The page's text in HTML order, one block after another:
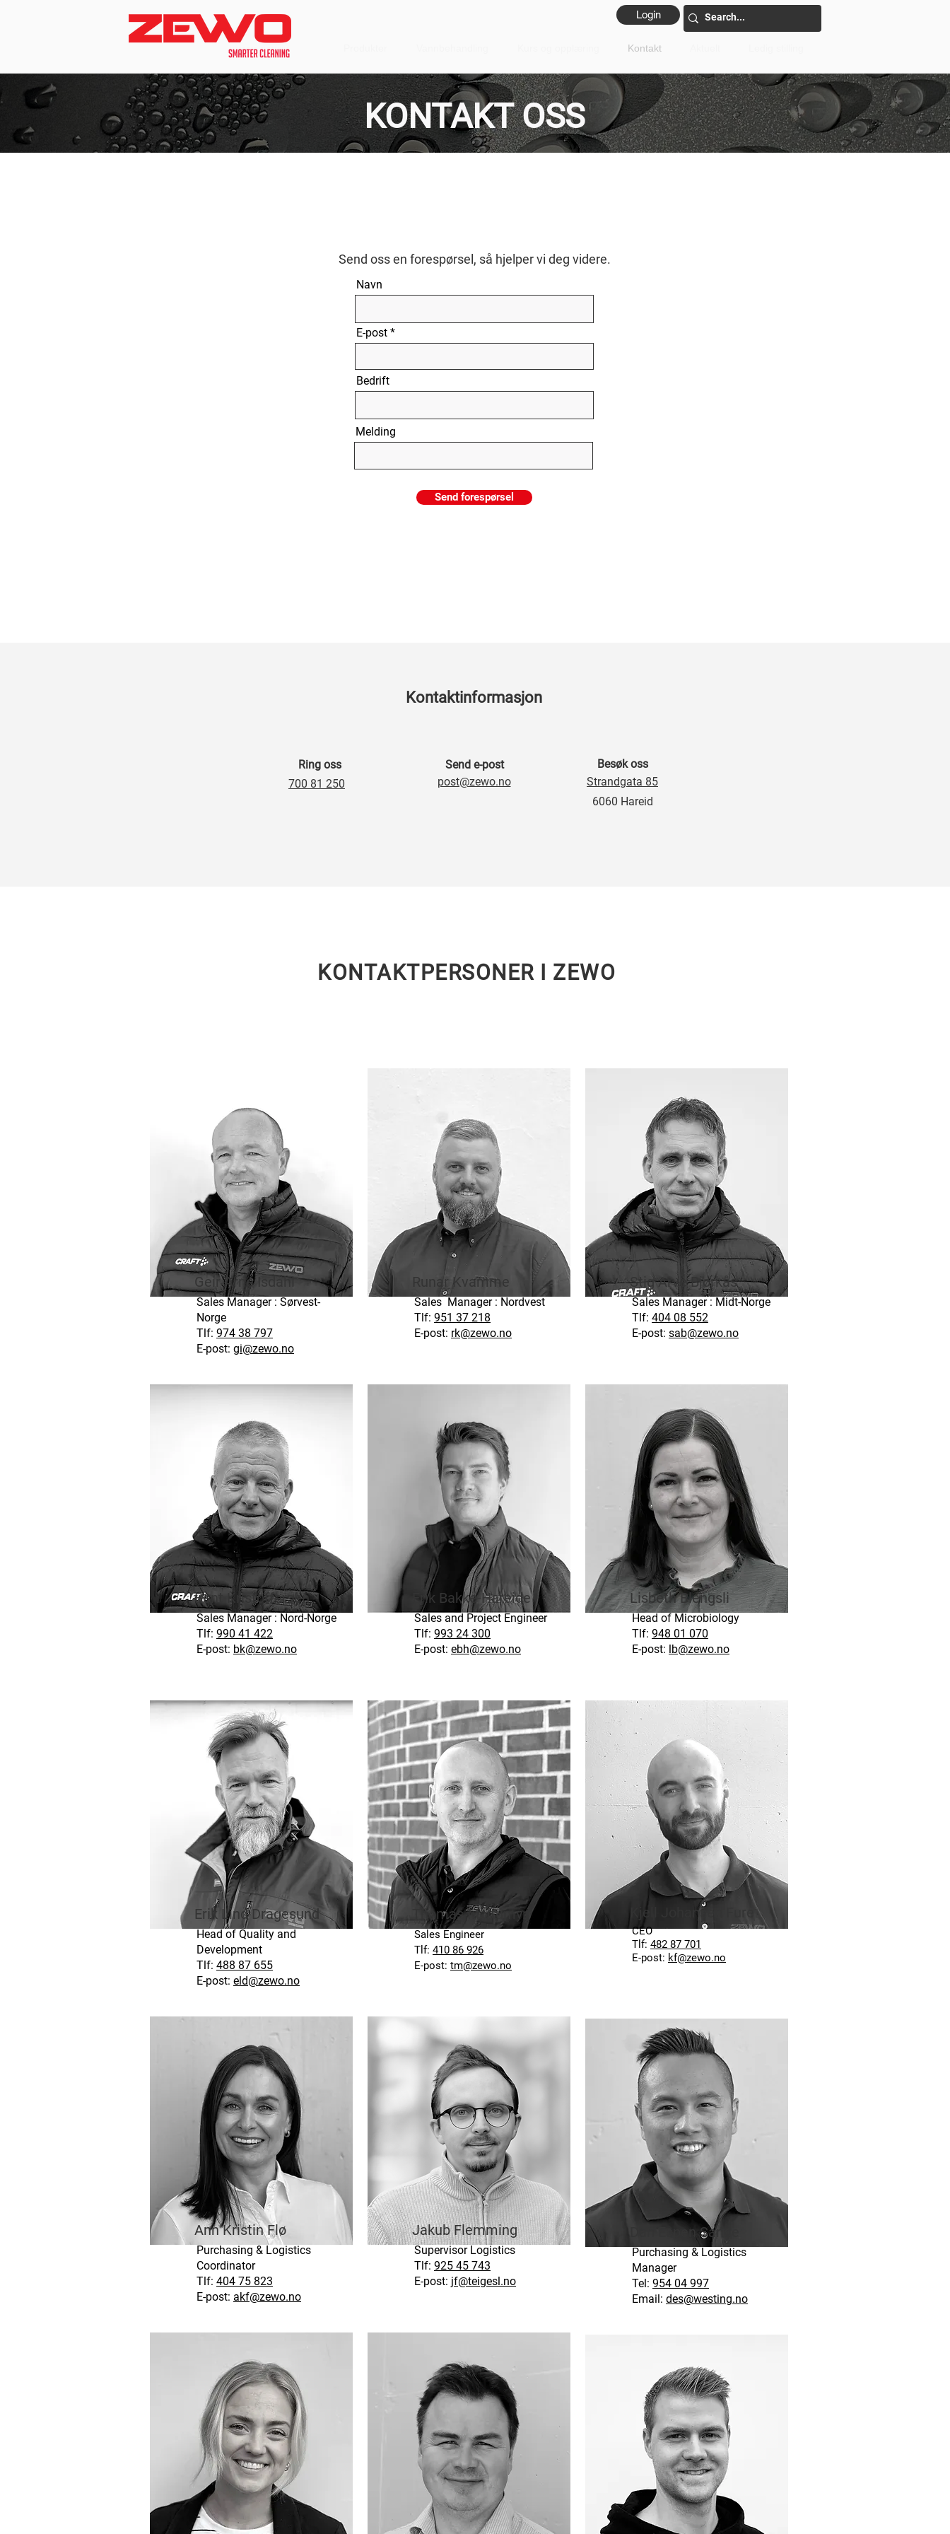
Login
Kontakt
KONTAKT OSS
Send oss en forespørsel, så hjelper vi deg videre.​
Navn
E-post
Bedrift
Melding
Send forespørsel
Kontaktinformasjon
Ring oss
700 81 250
Send e-post
post@zewo.no
Besøk oss
Strandgata 85
6060 Hareid
KONTAKTPERSONER I ZEWO
Geir Arne Isdahl
Sales Manager : Sørvest-
Norge
Tlf: 974 38 797
E-post: gi@zewo.no
Bent Kristoffersen
Sales Manager : Nord-Norge
Tlf: 990 41 422
E-post: bk@zewo.no
Erik Lind Dragesund
Head of Quality and
Development
Tlf: 488 87 655
E-post: eld@zewo.no
Ann Kristin Flø
Purchasing & Logistics
Coordinator
Tlf: 404 75 823
E-post: akf@zewo.no
Runar Kvamme
Sales Manager : Nordvest
Tlf: 951 37 218
E-post: rk@zewo.no
Erik Bakke-Hareide
Sales and Project Engineer
Tlf: 993 24 300
E-post: ebh@zewo.no
Thomas Moltumyr
Sales Engineer
Tlf: 410 86 926
E-post: tm@zewo.no
Jakub Flemming
Supervisor Logistics
Tlf: 925 45 743
E-post: jf@teigesl.no
Stig Arve Bjørkås
Sales Manager : Midt-Norge
Tlf: 404 08 552
E-post: sab@zewo.no
Lisbeth Blengsli
Head of Microbiology
Tlf: 948 01 070
E-post: lb@zewo.no
Kjell Johansen Fure
CEO
Tlf: 482 87 701
E-post: kf@zewo.no
Dan Espen Sande
Purchasing & Logistics
Manager
Tel: 954 04 997
Email: des@westing.no